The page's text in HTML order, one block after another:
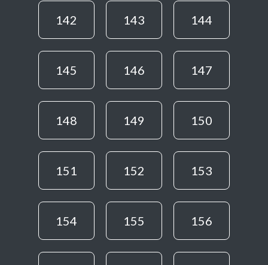
142 143 144
145 146 147
148 149 150
151 152 153
154 155 156